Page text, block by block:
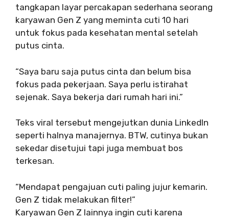
tangkapan layar percakapan sederhana seorang
karyawan Gen Z yang meminta cuti 10 hari
untuk fokus pada kesehatan mental setelah
putus cinta.
“Saya baru saja putus cinta dan belum bisa
fokus pada pekerjaan. Saya perlu istirahat
sejenak. Saya bekerja dari rumah hari ini.”
Teks viral tersebut mengejutkan dunia LinkedIn
seperti halnya manajernya. BTW, cutinya bukan
sekedar disetujui tapi juga membuat bos
terkesan.
“Mendapat pengajuan cuti paling jujur ​​kemarin.
Gen Z tidak melakukan filter!”
Karyawan Gen Z lainnya ingin cuti karena